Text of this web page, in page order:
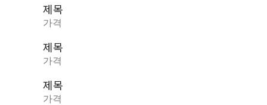
제목
가격
제목
가격
제목
가격